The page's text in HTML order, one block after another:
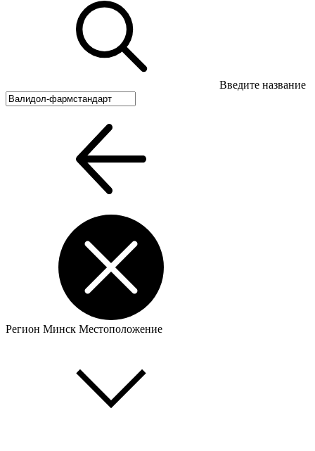
Введите название
Регион Минск Местоположение